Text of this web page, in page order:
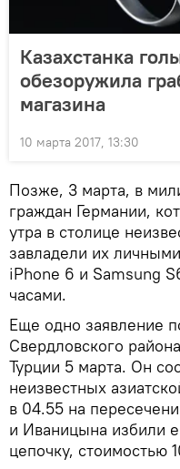
Казахстанка
обезоружила
магазина
10 марта 2017, 13:30
Позже, 3 марта, в
граждан Германии,
утра в столице
завладели их
iPhone 6 и Samsung
часами.
Еще одно заявление
Свердловского
Турции 5 марта. Он
неизвестных
в 04.55 на
и Иваницына избили
цепочку, стоимостью